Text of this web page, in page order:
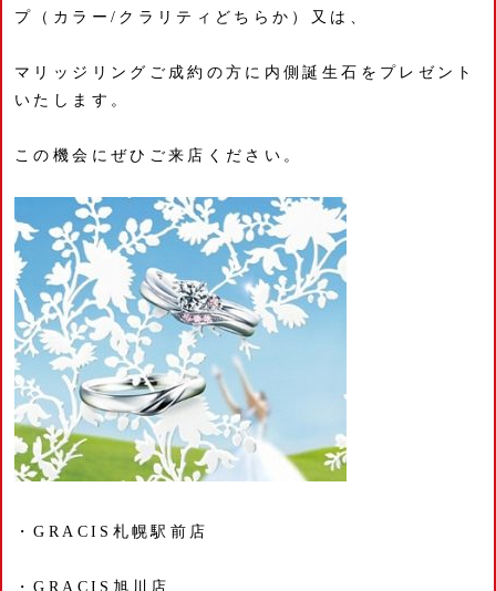
プ（カラー/クラリティどちらか）又は、
マリッジリングご成約の方に内側誕生石をプレゼント
いたします。
この機会にぜひご来店ください。
・GRACIS札幌駅前店
・GRACIS旭川店